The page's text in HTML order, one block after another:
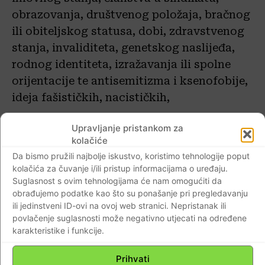
Upravljanje pristankom za
kolačiće
Da bismo pružili najbolje iskustvo, koristimo tehnologije poput
kolačića za čuvanje i/ili pristup informacijama o uređaju.
Suglasnost s ovim tehnologijama će nam omogućiti da
obrađujemo podatke kao što su ponašanje pri pregledavanju
ili jedinstveni ID-ovi na ovoj web stranici. Nepristanak ili
povlačenje suglasnosti može negativno utjecati na određene
karakteristike i funkcije.
Prihvati
obrazovanja, društvenog položaja, bračnog
ili obiteljskog statusa, dobi, zdravstvenog
stanja, invaliditeta, genetskog naslijeđa,
rodnog identiteta, izražavanja ili spolne
orijentacije te antisemitizma i ksenofobije,
ideja fašističkih, nacističkih,
(1) Na elektroničke publikacije na
odgovarajući se način primjenjuju i
odredbe članaka 20., 31., 32., 35., 41. i 61.
ovoga Zakona.
(2) Pružatelji elektroničkih publikacija